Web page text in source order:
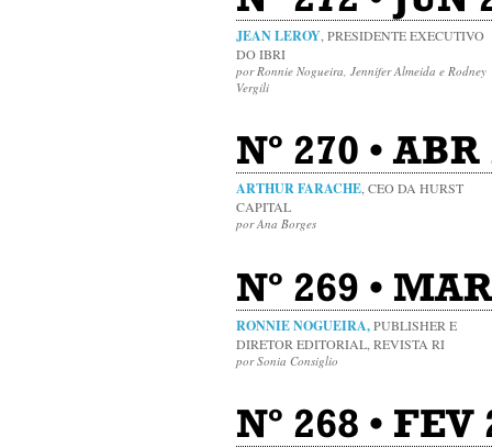
JEAN LEROY , PRESIDENTE EXECUTIVO
DO IBRI
por Ronnie Nogueira, Jennifer Almeida e Rodney
Vergili
Nº 270 •
ARTHUR FARACHE, CEO DA HURST
CAPITAL
por Ana Borges
Nº 269 •
RONNIE NOGUEIRA,PUBLISHER E
DIRETOR EDITORIAL, REVISTA RI
por Sonia Consiglio
Nº 268 •